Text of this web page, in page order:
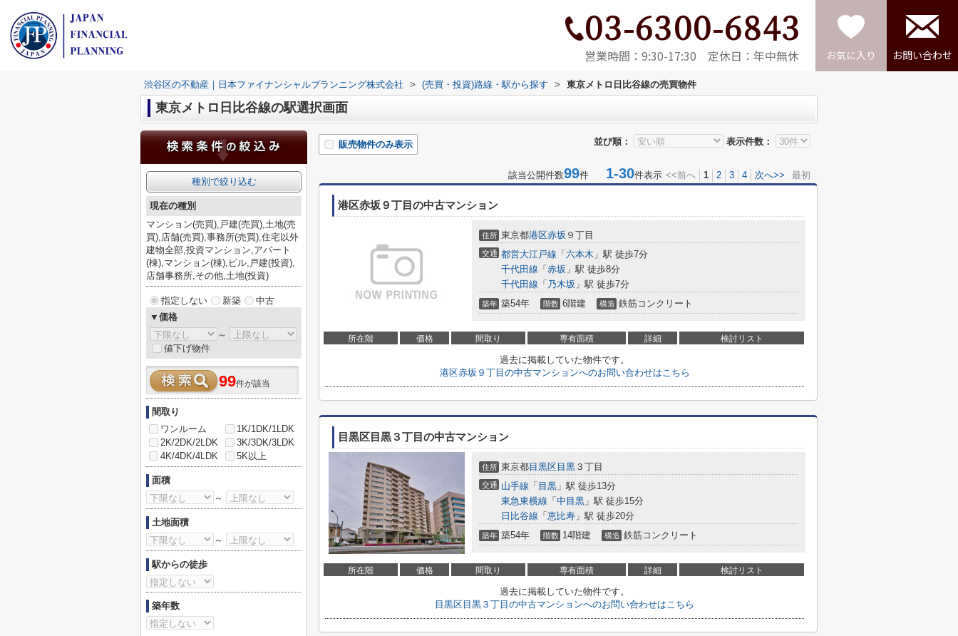
03-6300-6843
営業時間：9:30-17:30 定休日：年中無休 お気に入り お問い合わせ
渋谷区の不動産｜日本ファイナンシャルプランニング株式会社 > (売買・投資)路線・駅から探す > 東京メトロ日比谷線の売買物件
東京メトロ日比谷線の駅選択画面
並び順： 表示件数：
販売物件のみ表示
該当公開件数99件 1-30件表示 <<前へ 1 2 3 4 次へ>> 最初
港区赤坂９丁目の中古マンション
住所 東京都港区赤坂 ９丁目
交通 都営大江戸線 「 六本木 」駅 徒歩7分
千代田線 「 赤坂 」駅 徒歩8分
千代田線 「 乃木坂 」駅 徒歩7分
築年 築54年 階数 6階建 構造 鉄筋コンクリート
所在階 価格 間取り 専有面積 詳細 検討リスト
過去に掲載していた物件です。
港区赤坂９丁目の中古マンションへのお問い合わせはこちら
目黒区目黒３丁目の中古マンション
住所 東京都目黒区目黒 ３丁目
交通 山手線 「 目黒 」駅 徒歩13分
東急東横線 「 中目黒 」駅 徒歩15分
日比谷線 「 恵比寿 」駅 徒歩20分
築年 築54年 階数 14階建 構造 鉄筋コンクリート
所在階 価格 間取り 専有面積 詳細 検討リスト
過去に掲載していた物件です。
目黒区目黒３丁目の中古マンションへのお問い合わせはこちら
種別で絞り込む
現在の種別
マンション(売買),戸建(売買),土地(売
買),店舗(売買),事務所(売買),住宅以外
建物全部,投資マンション,アパート
(棟),マンション(棟),ビル,戸建(投資),
店舗事務所,その他,土地(投資)
指定しない 新築
中古
▼価格
～
値下げ物件
99件が該当
間取り
ワンルーム
1K/1DK/1LDK
2K/2DK/2LDK
3K/3DK/3LDK
4K/4DK/4LDK
5K以上
面積
～
土地面積
～
駅からの徒歩
築年数